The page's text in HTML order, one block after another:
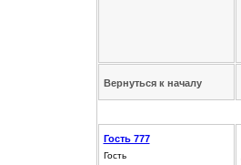
Вернуться к началу
Гость 777
Гость